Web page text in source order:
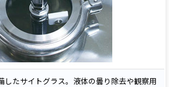
したサイトグラス。液体の曇り除去や観察用